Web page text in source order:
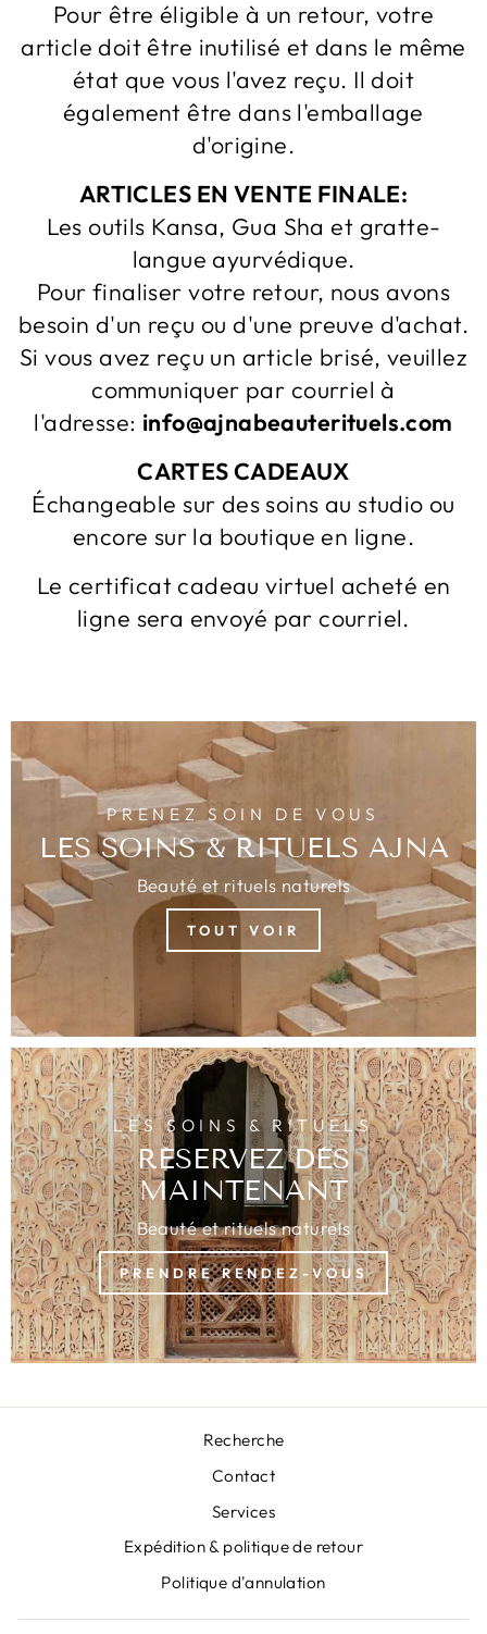
Pour être éligible à un retour, votre
article doit être inutilisé et dans le même
état que vous l'avez reçu. Il doit
également être dans l'emballage
d'origine.
ARTICLES EN VENTE FINALE:
Les outils Kansa, Gua Sha et gratte-
langue ayurvédique.
Pour finaliser votre retour, nous avons
besoin d'un reçu ou d'une preuve d'achat.
Si vous avez reçu un article brisé, veuillez
communiquer par courriel à
l'adresse: info@ajnabeauterituels.com
CARTES CADEAUX
Échangeable sur des soins au studio ou
encore sur la boutique en ligne.
Le certificat cadeau virtuel acheté en
ligne sera envoyé par courriel.
PRENEZ SOIN DE VOUS
LES SOINS & RITUELS AJNA
Beauté et rituels naturels
TOUT VOIR
LES SOINS & RITUELS
RÉSERVEZ DÈS
MAINTENANT
Beauté et rituels naturels
PRENDRE RENDEZ-VOUS
Recherche
Contact
Services
Expédition & politique de retour
Politique d'annulation